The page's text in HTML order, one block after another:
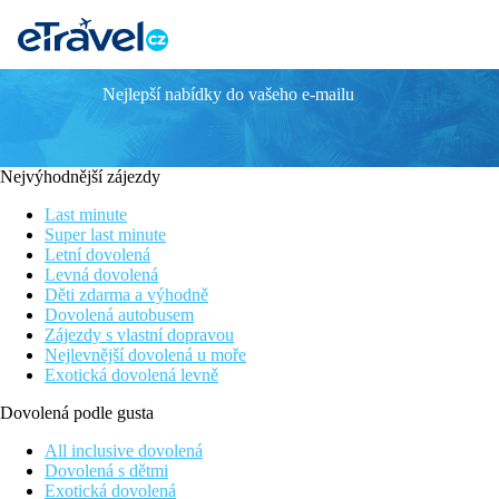
Sol Tenerife
Vhodné pro páry
V blízkém okolí řada turistických zajímavostí a možností zábavy
Možnost stravování v programu All inclusive
Široká nabídka volnočasových a sportovních aktivit
Poloha
Přímo u pobřežní promenády v centru oblíbeného letoviska
Siam cca 1,5 km. Letiště Tenerife Jih je od hotelu vzdáleno 20
Vybavení
522 pokojů, vstupní hala s recepcí, výtahy, restaurace, bary,
slunečníky zdarma, osušky oproti kauci.
Pokoje
Nejlepší nabídky do vašeho e-mailu
Nejvýhodnější zájezdy
Last minute
Super last minute
Letní dovolená
Levná dovolená
Děti zdarma a výhodně
Dovolená autobusem
Zájezdy s vlastní dopravou
Nejlevnější dovolená u moře
Exotická dovolená levně
Dovolená podle gusta
All inclusive dovolená
Dovolená s dětmi
Exotická dovolená